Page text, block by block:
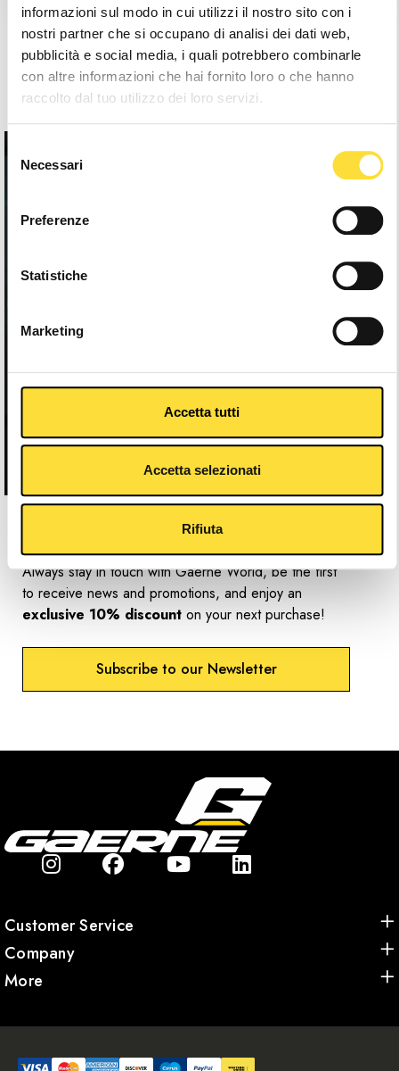
informazioni sul modo in cui utilizzi il nostro sito con i
nostri partner che si occupano di analisi dei dati web,
pubblicità e social media, i quali potrebbero combinarle
con altre informazioni che hai fornito loro o che hanno
raccolto dal tuo utilizzo dei loro servizi.
delNecessari
Preferenze
Statistiche
Marketing
Accetta tutti
Accetta selezionati
Rifiuta
Always stay in touch with Gaerne World, be the first
to receive news and promotions, and enjoy an
exclusive 10% discount on your next purchase!
Subscribe to our Newsletter
Customer Service
Company
More